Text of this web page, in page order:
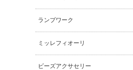
ランプワーク
ミッレフィオーリ
ビーズアクサセリー